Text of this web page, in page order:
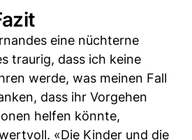
eine nüchterne
traurig, dass ich keine
werde, was meinen Fall
dass ihr Vorgehen
helfen könnte,
«Die Kinder und die